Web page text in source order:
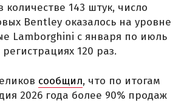
количестве 143 штук, число
Bentley оказалось на уровне
Lamborghini с января по июль
120 раз.
сообщил, что по итогам
2026 года более 90% продаж